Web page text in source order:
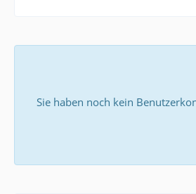
Sie haben noch kein